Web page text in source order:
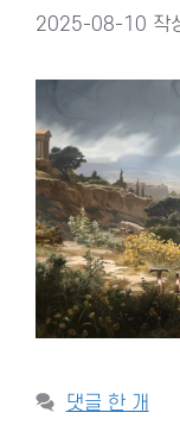
2025-08-10 작
댓글 한 개